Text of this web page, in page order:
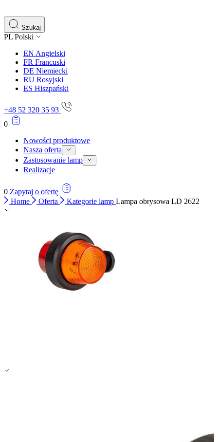
Szukaj
PL Polski
EN Angielski
FR Francuski
DE Niemiecki
RU Rosyjski
ES Hiszpański
+48 52 320 35 93
0
Nowości produktowe
Nasza oferta
Zastosowanie lamp
Realizacje
0 Zapytaj o ofertę
Home
Oferta Kategorie lamp Lampa obrysowa LD 2622
istotne i interesujące dla poszczególnych użytkowników
Nieklasyfikowane
Nieklasyfikowane pliki cookie, to pliki, które są w